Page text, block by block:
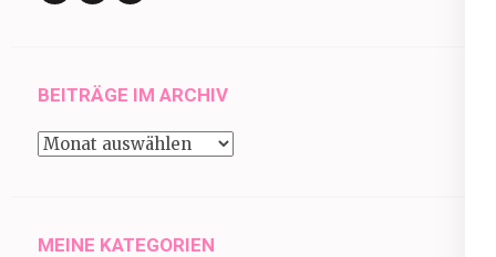
BEITRÄGE IM ARCHIV
Beiträge
MEINE KATEGORIEN